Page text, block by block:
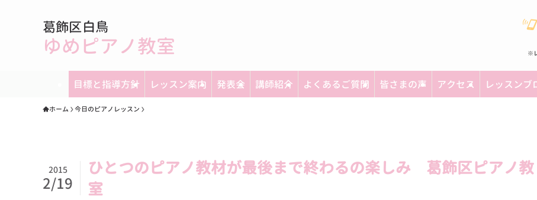
葛飾区白鳥
ゆめピアノ教室 ※
目標と指導方針 レッスン案内 発表会 講師紹介 よくあるご質問 皆さまの声 アクセス レッスンブ
ホーム 今日のピアノレッスン
ひとつのピアノ教材が最後まで終わるの楽しみ 葛飾区ピアノ教
室
2015
2/19